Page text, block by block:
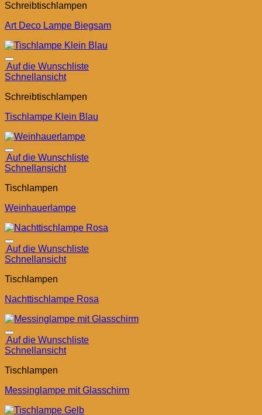
Schreibtischlampen
Art Deco Lampe Biegsam
Auf die Wunschliste
Schnellansicht
Schreibtischlampen
Tischlampe Klein Blau
Auf die Wunschliste
Schnellansicht
Tischlampen
Weinhauerlampe
Auf die Wunschliste
Schnellansicht
Tischlampen
Nachttischlampe Rosa
Auf die Wunschliste
Schnellansicht
Tischlampen
Messinglampe mit Glasschirm